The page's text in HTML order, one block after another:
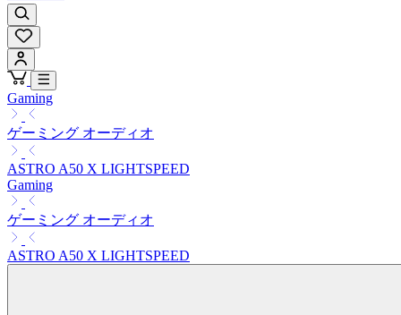
Gaming
ゲーミング オーディオ
ASTRO A50 X LIGHTSPEED
Gaming
ゲーミング オーディオ
ASTRO A50 X LIGHTSPEED